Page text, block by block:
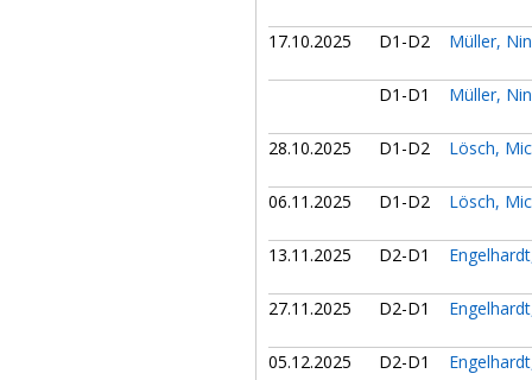
17.10.2025 D1-D2 Müller,
D1-D1 Müller,
28.10.2025 D1-D2 Lösch,
06.11.2025 D1-D2 Lösch,
13.11.2025 D2-D1
27.11.2025 D2-D1
05.12.2025 D2-D1